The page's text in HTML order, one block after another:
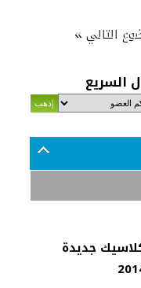
التالي»
السريع
جديدة